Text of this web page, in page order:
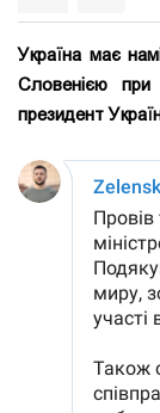
Україна має
Словенією
президент